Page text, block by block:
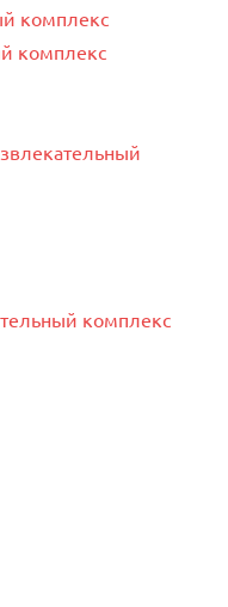
комплекс
комплекс
комплекс